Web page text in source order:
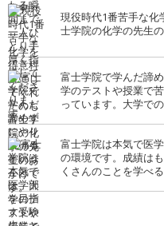
現役時代1番苦手な化
士学院の化学の先生の
富士学院で学んだ諦
学のテストや授業で
っています。大学で
富士学院は本気で医
の環境です。成績は
くさんのことを学べる